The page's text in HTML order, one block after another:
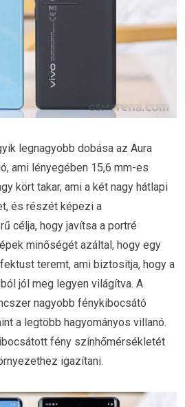
legnagyobb dobása az Aura
ami lényegében 15,6 mm-es
kört takar, ami a két nagy hátlapi
és részét képezi a
célja, hogy javítsa a portré
minőségét azáltal, hogy egy
teremt, ami biztosítja, hogy a
jól meg legyen világítva. A
nagyobb fénykibocsátó
a legtöbb hagyományos villanó.
fény színhőmérsékletét
igazítani.